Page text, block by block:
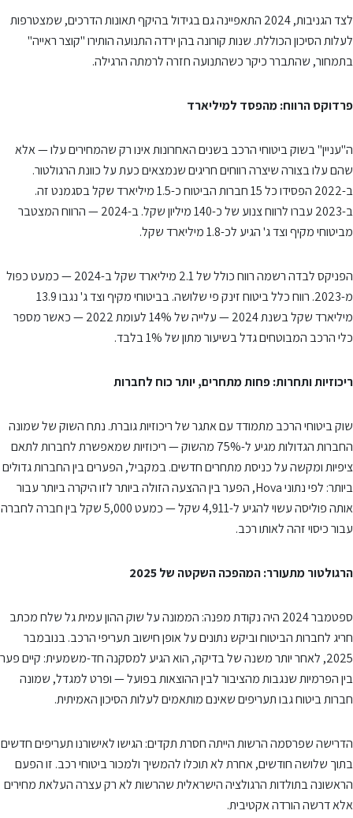
לצד הגניבות, 2024 התאפיינה גם בגידול בהיקף תאונות הדרכים, שמצטרפות
לעלות הסיכון הכוללת. שנות קורונה בהן ירדה התנועה הותירו "קוצר ראייה"
בתמחור, שהתברר כיקר כשהתנועה חזרה לרמתה הרגילה.
פרדוקס הרווח: מהפסד למיליארד
ה"עניין" בשוק ביטוחי הרכב בשנים האחרונות אינו רק שהמחירים עלו — אלא
שהם עלו בצורה שיצרה רווחים חריגים שנמצאים כעת על כוונת הרגולטור.
ב-2022 הפסידו כל 15 חברות הביטוח כ-1.5 מיליארד שקל בסגמנט זה.
ב-2023 עברו לרווח צנוע של כ-140 מיליון שקל. ב-2024 — הרווח המצטבר
מביטוחי מקיף וצד ג' הגיע לכ-1.8 מיליארד שקל.
הפניקס לבדה רשמה רווח כולל של 2.1 מיליארד שקל ב-2024 — כמעט כפול
מ-2023. רווח כלל ביטוח זינק פי שלושה. בביטוחי מקיף וצד ג' נגבו 13.9
מיליארד שקל בשנת 2024 — עלייה של 14% לעומת 2022 — כאשר מספר
כלי הרכב המבוטחים גדל בשיעור מתון של 1% בלבד.
ריכוזיות ותחרות: פחות מתחרים, יותר כוח לחברות
שוק ביטוחי הרכב מתמודד עם אתגר של ריכוזיות גוברת. נתח השוק של שמונה
החברות הגדולות מגיע ל-75% מהשוק — ריכוזיות שמאפשרת לחברות לתאם
ציפיות ומקשה על כניסת מתחרים חדשים. במקביל, הפערים בין החברות גדולים
ביותר: לפי נתוני Hova, הפער בין ההצעה הזולה ביותר לזו היקרה ביותר עבור
אותה פוליסה עשוי להגיע ל-4,911 שקל — כמעט 5,000 שקל בין חברה לחברה
עבור כיסוי זהה לאותו רכב.
הרגולטור מתעורר: המהפכה השקטה של 2025
ספטמבר 2024 היה נקודת מפנה: הממונה על שוק ההון עמית גל שלח מכתב
חריג לחברות הביטוח וביקש נתונים על אופן חישוב תעריפי הרכב. בנובמבר
2025, לאחר יותר משנה של בדיקה, הוא הגיע למסקנה חד-משמעית: קיים פער
בין הפרמיות שנגבות מהציבור לבין ההוצאות בפועל — ופרט למגדל, שמונה
חברות ביטוח גבו תעריפים שאינם מותאמים לעלות הסיכון האמיתית.
הדרישה שפרסמה הרשות הייתה חסרת תקדים: הגישו לאישורנו תעריפים חדשים
בתוך שלושה חודשים, אחרת לא תוכלו להמשיך ולמכור ביטוחי רכב. זו הפעם
הראשונה בתולדות הרגולציה הישראלית שהרשות לא רק עצרה העלאת מחירים
אלא דרשה הורדה אקטיבית.